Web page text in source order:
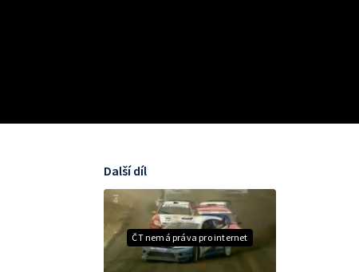
ČT nemá práva pro internet
Další díl